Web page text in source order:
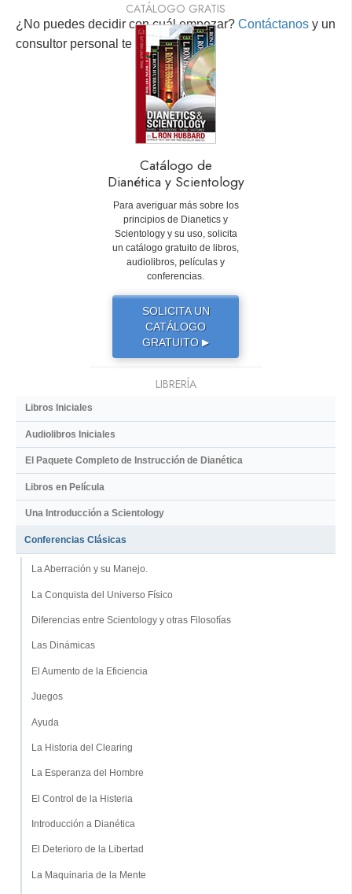
¿No puedes decidir con cuál empezar? Contáctanos y un
consultor personal te ayudará.
CATÁLOGO GRATIS
Catálogo de
Dianética y Scientology
Para averiguar más sobre los
principios de Dianetics y
Scientology y su uso, solicita
un catálogo gratuito de libros,
audiolibros, películas y
conferencias.
SOLICITA UN
CATÁLOGO
GRATUITO ▶
LIBRERÍA
Libros Iniciales
Audiolibros Iniciales
El Paquete Completo de Instrucción de Dianética
Libros en Película
Una Introducción a Scientology
Conferencias Clásicas
La Aberración y su Manejo.
La Conquista del Universo Físico
Diferencias entre Scientology y otras Filosofías
Las Dinámicas
El Aumento de la Eficiencia
Juegos
Ayuda
La Historia del Clearing
La Esperanza del Hombre
El Control de la Histeria
Introducción a Dianética
El Deterioro de la Libertad
La Maquinaria de la Mente